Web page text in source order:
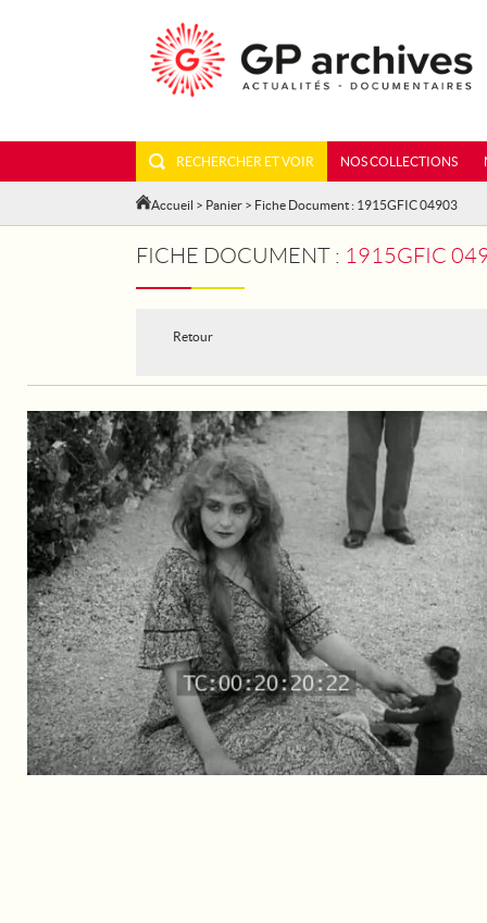
RECHERCHER ET VOIR NOS COLLECTIONS
Accueil > Panier > Fiche Document : 1915GFIC 04903
FICHE DOCUMENT : 1915GFIC
Retour